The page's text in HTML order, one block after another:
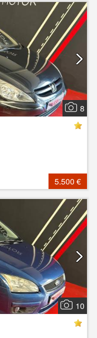
8
5.500 €
10